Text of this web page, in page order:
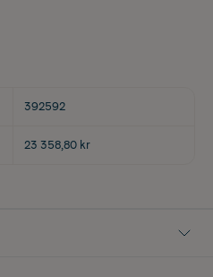
392592
23 358,80 kr